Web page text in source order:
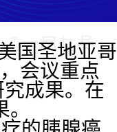
国圣地亚哥
会议重点
成果。在